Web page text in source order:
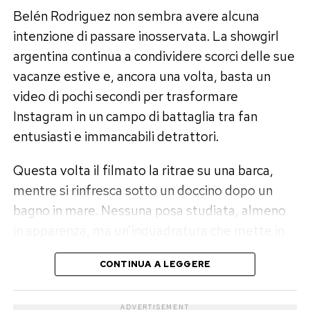
«Ho finalmente una relazione sana»:
la frase che punge Fedez
Poi arriva la frase che cambia il tono del video e
fa drizzare le antenne al pubblico: «Sono una
donna di 39 anni, ho due figli, ho finalmente una
relazione sana e sto lavorando tantissimo a
nuovi progetti incredibili».
Quel «finalmente» non passa inosservato.
Perché, quando si dice di avere finalmente una
precedenti non lo erano? E soprattutto, la lunga
storia con Fedez, raccontata per anni come un
Belén Rodriguez non sembra avere alcuna
intenzione di passare inosservata. La showgirl
argentina continua a condividere scorci delle sue
vacanze estive e, ancora una volta, basta un
video di pochi secondi per trasformare
Instagram in un campo di battaglia tra fan
entusiasti e immancabili detrattori.
Questa volta il filmato la ritrae su una barca,
mentre si rinfresca sotto un doccino dopo un
bagno in mare. Nessuna posa studiata, almeno
risalto il fisico della showgirl e che, nel giro di
pochissimo tempo, ha raccolto milioni di
visualizzazioni, confermando quanto ogni suo
CONTINUA A LEGGERE
ADVERTISEMENT